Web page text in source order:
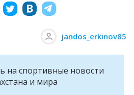
jandos_erkinov85
на cпортивные новости
и мира